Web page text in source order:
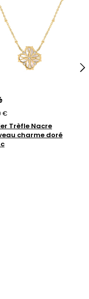
€
Trèfle Nacre
charme doré